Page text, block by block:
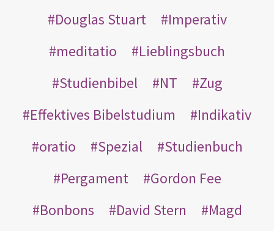
Douglas Stuart
Imperativ
meditatio
Lieblingsbuch
Studienbibel
NT
Zug
Effektives Bibelstudium
Indikativ
oratio
Spezial
Studienbuch
Pergament
Gordon Fee
Bonbons
David Stern
Magd